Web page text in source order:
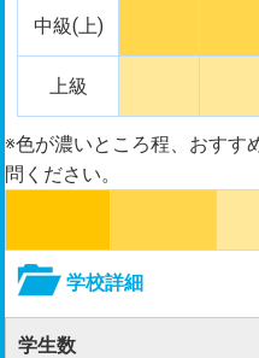
中級(上)
上級
※色が濃いところ程、おすす
問ください。
学校詳細
学生数